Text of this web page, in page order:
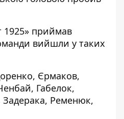
1925» приймав
вийшли у таких
Єрмаков,
Габелок,
Ременюк,